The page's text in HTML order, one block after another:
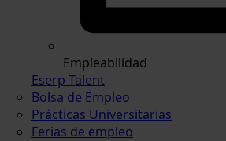
Empleabilidad
Eserp Talent
Bolsa de Empleo
Prácticas Universitarias
Ferias de empleo